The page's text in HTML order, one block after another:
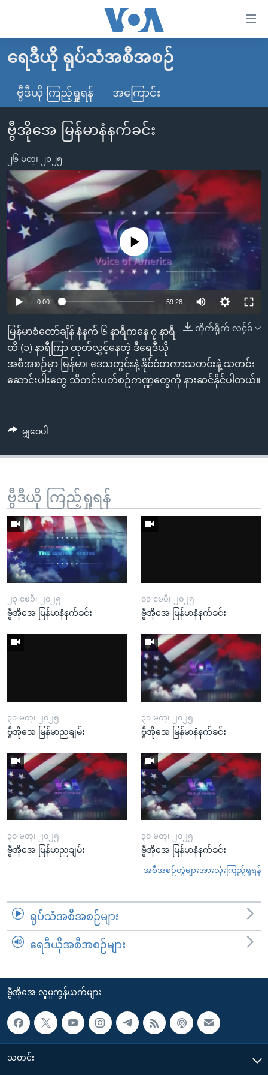
လွယ်ကူ
သည့်
Link
များ
ပင်မ
အကြောင်းအရာ
သို့
ကျော်
ကြည့်
ပင်မ
ညွန်း
စာမျက်နှာ
ကျော်
ကြည့်
ရန်
ရှာဖွေ
သို့
မူလစာမျက်နှာ
မြန်မာ
ကမ္ဘာ့သတင်းများ
နိုင်ငံတကာ
တရုတ်
အစ္စရေး-ပါလက်စတိုင်း
ဗွီဒီယို
ရပ်ဝန်းတခု လမ်းတခု အလွန်
အင်္ဂလိပ်စာလေ့လာမယ်
အမေရိကန်သုံးအီဒီယံ
မကြေးမုံရဲ့ အင်္ဂလိပ်စာ
ရုပ်ရှင်ထဲက အင်္ဂလိပ်စာ
သုတပဒေသာ အင်္ဂလိပ်စာ
အပတ်စဉ်ကဏ္ဍများ
ရေဒီယို
ရေဒီယိုနှင့်ရုပ်သံ အချက်အလက်များ
ရေဒီယို/တီဗွီအစီအစဉ်
Learning English
ဘာသာစကားများ
ရေဒီယို ရုပ်သံအစီအစဉ်
ဗွီဒီယို ကြည့်ရှုရန် အကြောင်း
ဗွီအိုအေ မြန်မာနံနက်ခင်း
၂၆ မတ္၊ ၂၀၂၅
Auto 240p 360p 480p
No media source currently available
0:00 59:28
240p
480p
720p
တိုက်ရိုက် လင့်ခ်
မြန်မာစံတော်ချိန် နံနက် ၆ နာရီကနေ ၇ နာရီ
ထိ (၁) နာရီကြာ ထုတ်လွှင့်နေတဲ့ ဒီရေဒီယို
အစီအစဉ်မှာ မြန်မာ၊ ဒေသတွင်းနဲ့ နိုင်ငံတကာသတင်းနဲ့ သတင်း
ဆောင်းပါးတွေ သီတင်းပတ်စဉ်ကဏ္ဍတွေကို နားဆင်နိုင်ပါတယ်။
မျှဝေပါ
ဗွီဒီယို ကြည့်ရှုရန်
၂၃ ဧၿပီ၊ ၂၀၂၅
ဗွီအိုအေ မြန်မာနံနက်ခင်း
၀၁ ဧၿပီ၊ ၂၀၂၅
ဗွီအိုအေ မြန်မာနံနက်ခင်း
၃၁ မတ္၊ ၂၀၂၅
ဗွီအိုအေ မြန်မာညချမ်း
၃၁ မတ္၊ ၂၀၂၅
ဗွီအိုအေ မြန်မာနံနက်ခင်း
၃၀ မတ္၊ ၂၀၂၅
ဗွီအိုအေ မြန်မာညချမ်း
၃၀ မတ္၊ ၂၀၂၅
ဗွီအိုအေ မြန်မာနံနက်ခင်း
အစီအစဉ်တွဲများအားလုံးကြည့်ရှုရန်
ရုပ်သံအစီအစဉ်များ
ရေဒီယိုအစီအစဉ်များ
ဗွီအိုအေ လူမှုကွန်ယက်များ
သတင်း